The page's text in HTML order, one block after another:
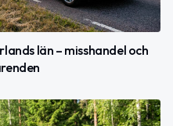
län – misshandel och